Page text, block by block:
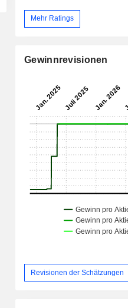
Mehr Ratings
Gewinnrevisionen
Revisionen der Schätzungen